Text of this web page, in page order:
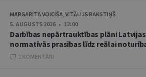
MARGARITA VOICIŠA, VITĀLIJS RAKSTIŅŠ
5. AUGUSTS 2026 • 12:00
Darbības nepārtrauktības plāni
normatīvās prasības līdz reālai
1 KOMENTĀRI